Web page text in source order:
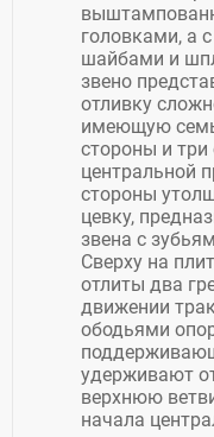
головками, а
шайбами и
звено
отливку
имеющую
стороны и три
центральной
стороны
цевку,
звена с
Сверху на
отлиты два
движении
ободьями
удерживают
верхнюю
начала